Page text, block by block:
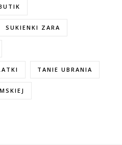
SUKIENKI ZARA
TANIE UBRANIA